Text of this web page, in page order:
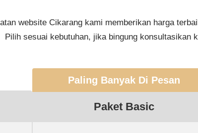
website Cikarang kami memberikan harga
Pilih sesuai kebutuhan, jika bingung konsultasikan
Paling Banyak Di Pesan
Paket Basic